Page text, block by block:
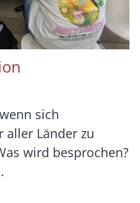
sich
aller Länder zu
wird besprochen?